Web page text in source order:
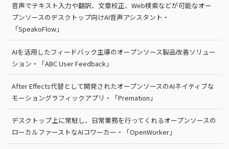
音声でテキスト入力や翻訳、文章校正、Web検索などが可能なオー
プンソースのデスクトップ向けAI音声アシスタント・
「SpeakoFlow」
AIを活用したフィードバック主導のオープンソース製品改善ソリュー
ション・「ABC User Feedback」
After Effects代替として開発されたオープンソースのAIネイティブな
モーショングラフィックアプリ・「Premation」
デスクトップ上に常駐し、日常業務を行ってくれるオープンソースの
ローカルファーストなAIコワーカー・「OpenWorker」